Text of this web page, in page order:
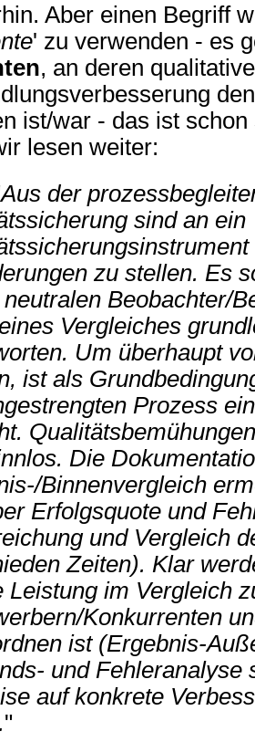
Aber einen Begriff
' zu verwenden - es
, an deren
ist/war - das ist
lesen weiter:
Aus der
sind an ein
zu stellen. Es
Beobachter/
Vergleiches
Um überhaupt
ist als
Prozess
Die
Binnenvergleich
Erfolgsquote und
und Vergleich
Zeiten). Klar
Leistung im Vergleich
Konkurrenten
ist (Ergebnis-
und Fehleranalyse
auf konkrete
"